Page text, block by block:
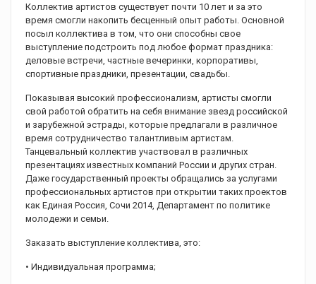
Коллектив артистов существует почти 10 лет и за это
время смогли накопить бесценный опыт работы. Основной
посыл коллектива в том, что они способны свое
выступление подстроить под любое формат праздника:
деловые встречи, частные вечеринки, корпоративы,
спортивные праздники, презентации, свадьбы.
Показывая высокий профессионализм, артисты смогли
свой работой обратить на себя внимание звезд российской
и зарубежной эстрады, которые предлагали в различное
время сотрудничество талантливым артистам.
Танцевальный коллектив участвовал в различных
презентациях известных компаний России и других стран.
Даже государственный проекты обращались за услугами
профессиональных артистов при открытии таких проектов
как Единая Россия, Сочи 2014, Департамент по политике
молодежи и семьи.
Заказать выступление коллектива, это:
• Индивидуальная программа;